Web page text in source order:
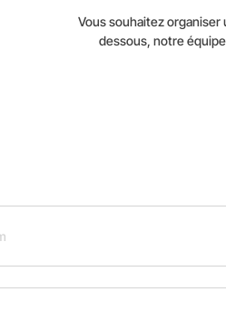
Vous souhaitez
dessous, notre